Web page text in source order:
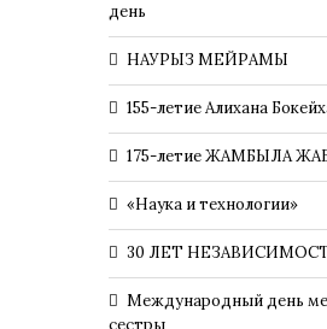
день
НАУРЫЗ МЕЙРАМЫ
155-летие Алихана
175-летие ЖАМБЫЛА
«Наука и технологии»
30 ЛЕТ
Международный день
сестры